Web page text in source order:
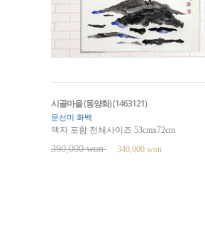
시골마을 (동양화) (1463121)
문선미 화백
액자 포함 전체사이즈 53cmx72cm
390,000 won 340,000 won